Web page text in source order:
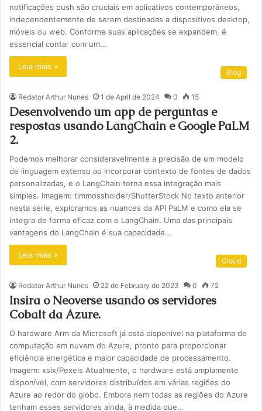
notificações push são cruciais em aplicativos contemporâneos,
independentemente de serem destinadas a dispositivos desktop,
móveis ou web. Conforme suas aplicações se expandem, é
essencial contar com um…
Leia mais »
Blog
Redator Arthur Nunes 1 de April de 2024 0 15
Desenvolvendo um app de perguntas e
respostas usando LangChain e Google PaLM
2.
Podemos melhorar consideravelmente a precisão de um modelo
de linguagem extenso ao incorporar contexto de fontes de dados
personalizadas, e o LangChain torna essa integração mais
simples. Imagem: timmossholder/ShutterStock No texto anterior
nesta série, exploramos as nuances da API PaLM e como ela se
integra de forma eficaz com o LangChain. Uma das principais
vantagens do LangChain é sua capacidade…
Leia mais »
Cloud
Redator Arthur Nunes 22 de February de 2023 0 72
Insira o Neoverse usando os servidores
Cobalt da Azure.
O hardware Arm da Microsoft já está disponível na plataforma de
computação em nuvem do Azure, pronto para proporcionar
eficiência energética e maior capacidade de processamento.
Imagem: xsix/Pexels Atualmente, o hardware está amplamente
disponível, com servidores distribuídos em várias regiões do
Azure ao redor do globo. Embora nem todas as regiões do Azure
tenham esses servidores ainda, à medida que…